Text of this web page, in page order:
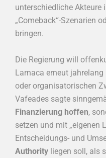
unterschiedliche Akteure
„Comeback“-Szenarien
bringen.
Die Regierung will
Larnaca erneut
oder organisatorischen
Vafeades sagte
Finanzierung hoffen,
setzen und mit „eigenen
Entscheidungs- und
Authority liegen soll, als